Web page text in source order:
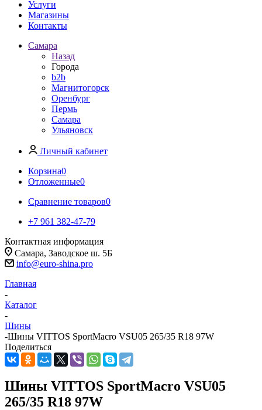
Услуги
Магазины
Контакты
Самара
Назад
Города
b2b
Магнитогорск
Оренбург
Пермь
Самара
Ульяновск
Личный кабинет
Корзина0
Отложенные0
Сравнение товаров0
+7 961 382-47-79
Контактная информация
Самара, Заводское ш. 5Б
info@euro-shina.pro
Главная
-
Каталог
-
Шины
-Шины VITTOS SportMacro VSU05 265/35 R18 97W
Поделиться
Шины VITTOS SportMacro VSU05
265/35 R18 97W